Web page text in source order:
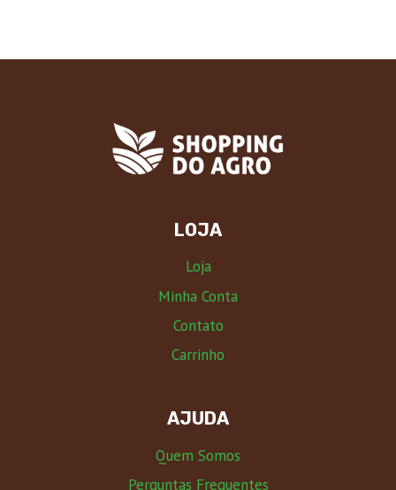
LOJA
Loja
Minha Conta
Contato
Carrinho
AJUDA
Quem Somos
Perguntas Frequentes